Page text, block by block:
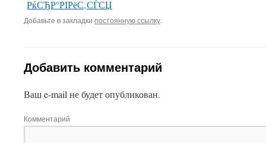
РќСЂР°РІРёС‚СЃСЏ
Добавьте в закладки постоянную ссылку.
Добавить комментарий
Ваш e-mail не будет опубликован.
Комментарий